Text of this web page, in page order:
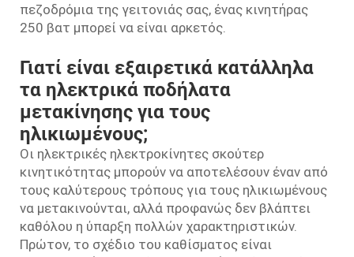
πεζοδρόμια της γειτονιάς σας, ένας κινητήρας
250 βατ μπορεί να είναι αρκετός.
Γιατί είναι εξαιρετικά κατάλληλα
τα ηλεκτρικά ποδήλατα
μετακίνησης για τους
ηλικιωμένους;
Οι ηλεκτρικές ηλεκτροκίνητες σκούτερ
κινητικότητας μπορούν να αποτελέσουν έναν από
τους καλύτερους τρόπους για τους ηλικιωμένους
να μετακινούνται, αλλά προφανώς δεν βλάπτει
καθόλου η ύπαρξη πολλών χαρακτηριστικών.
Πρώτον, το σχέδιο του καθίσματος είναι